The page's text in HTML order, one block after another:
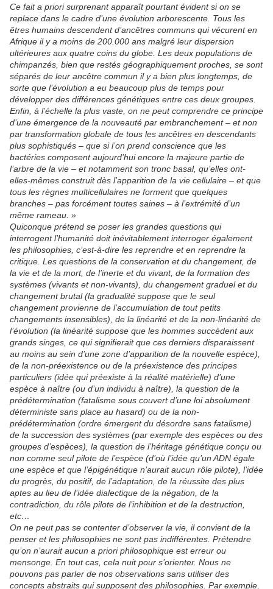
Ce fait a priori surprenant apparaît pourtant évident si on se
replace dans le cadre d’une évolution arborescente. Tous les
êtres humains descendent d’ancêtres communs qui vécurent en
Afrique il y a moins de 200.000 ans malgré leur dispersion
ultérieures aux quatre coins du globe. Les deux populations de
chimpanzés, bien que restés géographiquement proches, se sont
séparés de leur ancêtre commun il y a bien plus longtemps, de
sorte que l’évolution a eu beaucoup plus de temps pour
développer des différences génétiques entre ces deux groupes.
Enfin, à l’échelle la plus vaste, on ne peut comprendre ce principe
d’une émergence de la nouveauté par embranchement – et non
par transformation globale de tous les ancêtres en descendants
plus sophistiqués – que si l’on prend conscience que les
bactéries composent aujourd’hui encore la majeure partie de
l’arbre de la vie – et notamment son tronc basal, qu’elles ont-
elles-mêmes construit dès l’apparition de la vie cellulaire – et que
tous les règnes multicellulaires ne forment que quelques
branches – pas forcément toutes saines – à l’extrémité d’un
même rameau. »
Quiconque prétend se poser les grandes questions qui
interrogent l’humanité doit inévitablement interroger également
les philosophies, c’est-à-dire les reprendre et en reprendre la
critique. Les questions de la conservation et du changement, de
la vie et de la mort, de l’inerte et du vivant, de la formation des
systèmes (vivants et non-vivants), du changement graduel et du
changement brutal (la gradualité suppose que le seul
changement provienne de l’accumulation de tout petits
changements insensibles), de la linéarité et de la non-linéarité de
l’évolution (la linéarité suppose que les hommes succèdent aux
grands singes, ce qui signifierait que ces derniers disparaissent
au moins au sein d’une zone d’apparition de la nouvelle espèce),
de la non-préexistence ou de la préexistence des principes
particuliers (idée qui préexiste à la réalité matérielle) d’une
espèce à naître (ou d’un individu à naître), la question de la
prédétermination (fatalisme sous couvert d’une loi absolument
déterministe sans place au hasard) ou de la non-
prédétermination (ordre émergent du désordre sans fatalisme)
de la succession des systèmes (par exemple des espèces ou des
groupes d’espèces), la question de l’héritage génétique conçu ou
non comme seul pilote de l’espèce (d’où l’idée qu’un ADN égale
une espèce et que l’épigénétique n’aurait aucun rôle pilote), l’idée
du progrès, du positif, de l’adaptation, de la réussite des plus
aptes au lieu de l’idée dialectique de la négation, de la
contradiction, du rôle pilote de l’inhibition et de la destruction,
etc…
On ne peut pas se contenter d’observer la vie, il convient de la
penser et les philosophies ne sont pas indifférentes. Prétendre
qu’on n’aurait aucun a priori philosophique est erreur ou
mensonge. En tout cas, cela nuit pour s’orienter. Nous ne
pouvons pas parler de nos observations sans utiliser des
concepts abstraits qui supposent des philosophies. Par exemple,